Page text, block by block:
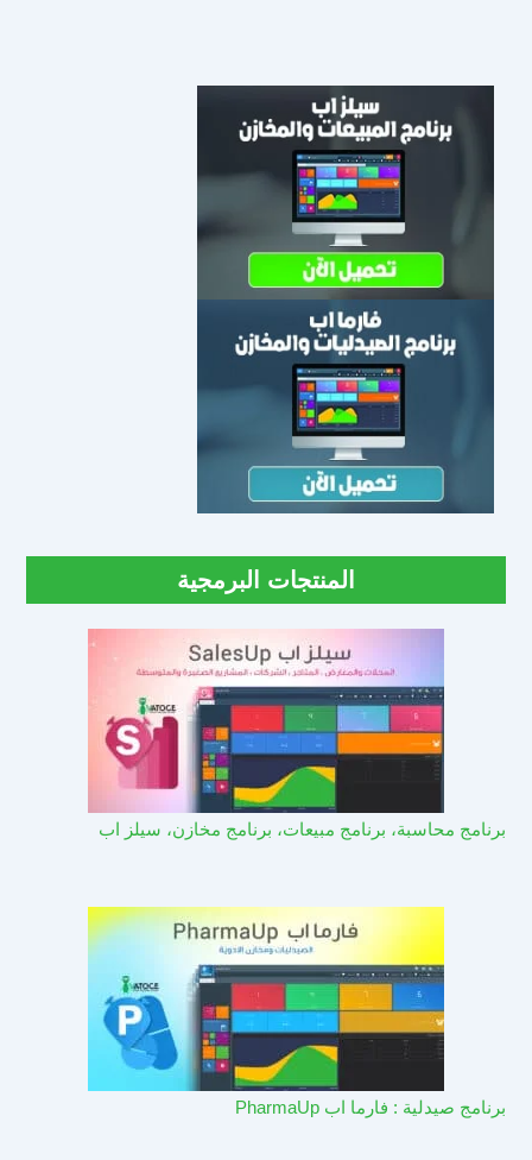
المنتجات البرمجية
برنامج محاسبة، برنامج مبيعات، برنامج مخازن، سيلز اب
برنامج صيدلية : فارما اب PharmaUp​